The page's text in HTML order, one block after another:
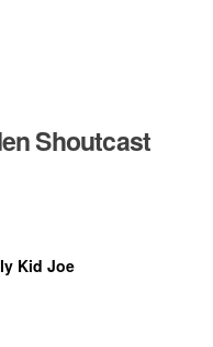
Shoutcast
Kid Joe